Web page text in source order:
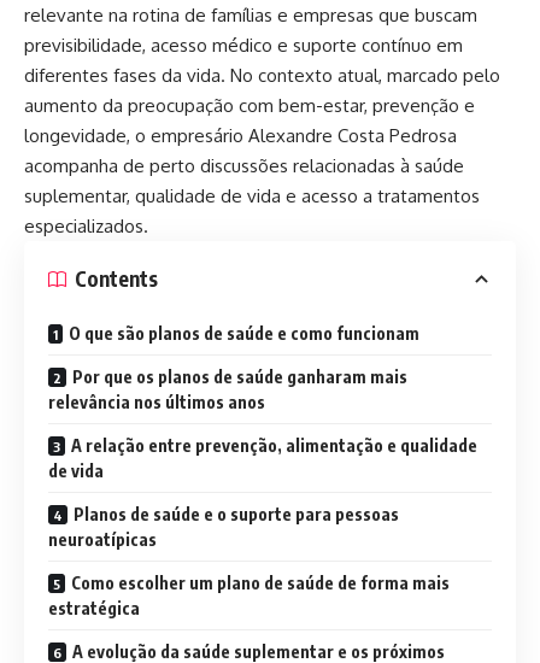
relevante na rotina de famílias e empresas que buscam
previsibilidade, acesso médico e suporte contínuo em
diferentes fases da vida. No contexto atual, marcado pelo
aumento da preocupação com bem-estar, prevenção e
longevidade, o empresário Alexandre Costa Pedrosa
acompanha de perto discussões relacionadas à saúde
suplementar, qualidade de vida e acesso a tratamentos
especializados.
Contents
O que são planos de saúde e como funcionam
Por que os planos de saúde ganharam mais
relevância nos últimos anos
A relação entre prevenção, alimentação e qualidade
de vida
Planos de saúde e o suporte para pessoas
neuroatípicas
Como escolher um plano de saúde de forma mais
estratégica
A evolução da saúde suplementar e os próximos